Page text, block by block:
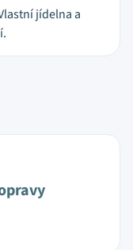
jídelna a